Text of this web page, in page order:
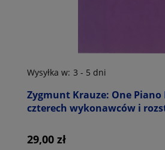
Zygmunt Krauze: One Piano
czterech wykonawców i
Wysyłka w: 3 - 5 dni
29,00 zł